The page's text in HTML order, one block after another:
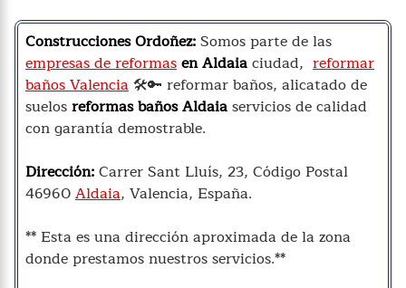
Construcciones Ordoñez:Somos parte de las
empresas de reformasen Aldaiaciudad, reformar
baños Valencia🛠️🔑 reformar baños, alicatado de
suelosreformas baños Aldaiaservicios de calidad
con garantía demostrable.
Dirección:Carrer Sant Lluís, 23, Código Postal
46960Aldaia, Valencia, España.
** Esta es una dirección aproximada de la zona
donde prestamos nuestros servicios.**